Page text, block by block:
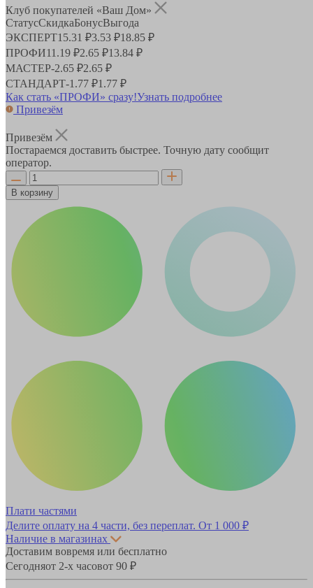
Клуб покупателей «Ваш Дом»
СтатусСкидкаБонусВыгода
ЭКСПЕРТ15.31 ₽3.53 ₽18.85 ₽
ПРОФИ11.19 ₽2.65 ₽13.84 ₽
МАСТЕР-2.65 ₽2.65 ₽
СТАНДАРТ-1.77 ₽1.77 ₽
Как стать «ПРОФИ» сразу!Узнать подробнее
Привезём
Привезём
Постараемся доставить быстрее. Точную дату сообщит
оператор.
В корзину
Плати частями
Делите оплату на 4 части, без переплат. От 1 000 ₽
Наличие в магазинах
Доставим вовремя или бесплатно
Сегодняот 2-х часовот 90 ₽